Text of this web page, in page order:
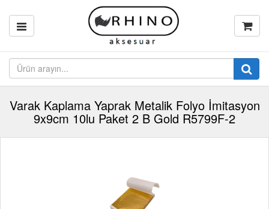
Varak Kaplama Yaprak Metalik Folyo İmitasyon
9x9cm 10lu Paket 2 B Gold R5799F-2